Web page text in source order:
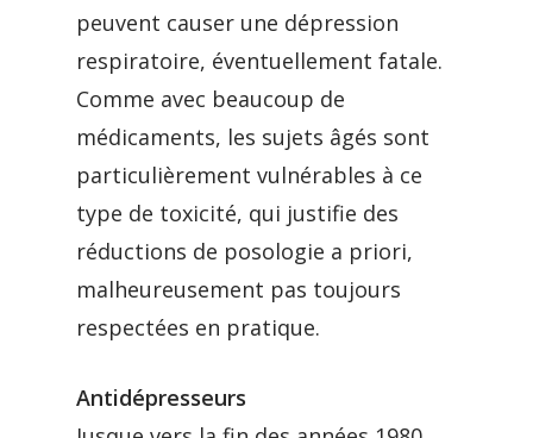
peuvent causer une dépression
respiratoire, éventuellement fatale.
Comme avec beaucoup de
médicaments, les sujets âgés sont
particulièrement vulnérables à ce
type de toxicité, qui justifie des
réductions de posologie a priori,
malheureusement pas toujours
respectées en pratique.
Antidépresseurs